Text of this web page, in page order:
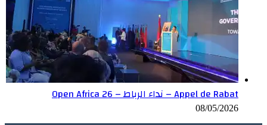
Appel de Rabat – نداء الرباط – Open Africa 26
08/05/2026